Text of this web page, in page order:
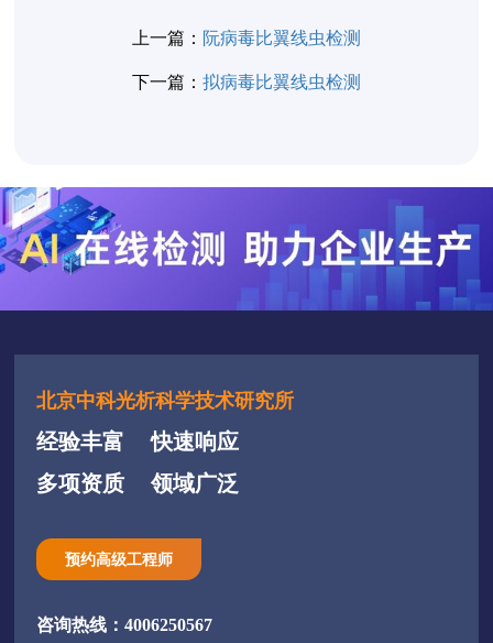
上一篇： 阮病毒比翼线虫检测
下一篇： 拟病毒比翼线虫检测
北京中科光析科学技术研究所
经验丰富
快速响应
多项资质
领域广泛
预约高级工程师
咨询热线：4006250567